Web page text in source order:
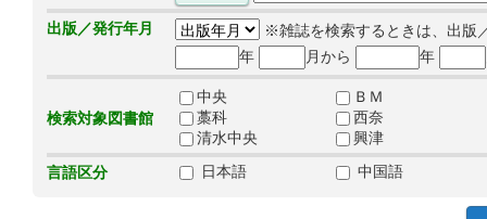
出版／発行年月
※雑誌を検索するときは、出版
年
月から 年
検索対象図書館
中央
ＢＭ
藁科
西奈
清水中央
興津
言語区分
日本語 中国語